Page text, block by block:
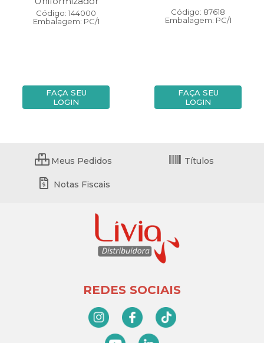
Código: 144000
Embalagem: PC/1
FAÇA SEU
LOGIN
Código: 87618
Embalagem: PC/1
FAÇA SEU
LOGIN
Meus Pedidos Títulos
Notas Fiscais
REDES SOCIAIS